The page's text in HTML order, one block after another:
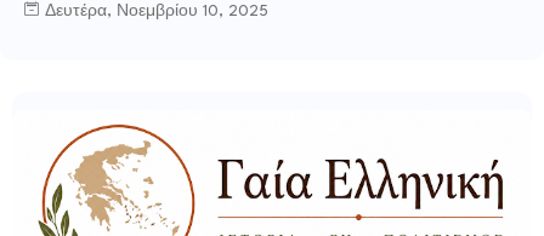
Δευτέρα, Νοεμβρίου 10, 2025